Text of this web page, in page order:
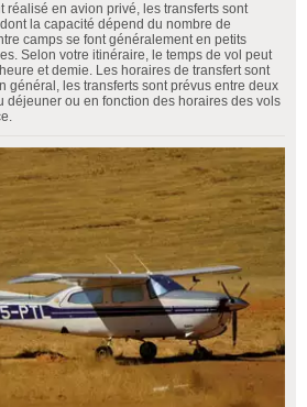
réalisé en avion privé, les transferts sont
la capacité dépend du nombre de
camps se font généralement en petits
Selon votre itinéraire, le temps de vol peut
et demie. Les horaires de transfert sont
général, les transferts sont prévus entre deux
déjeuner ou en fonction des horaires des vols